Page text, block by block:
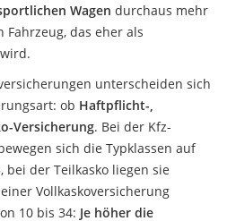
Wagen durchaus mehr
das eher als
unterscheiden sich
ob Haftpflicht-,
Versicherung. Bei der Kfz-
sich die Typklassen auf
bei der Teilkasko liegen sie
Vollkaskoversicherung
10 bis 34: Je höher die